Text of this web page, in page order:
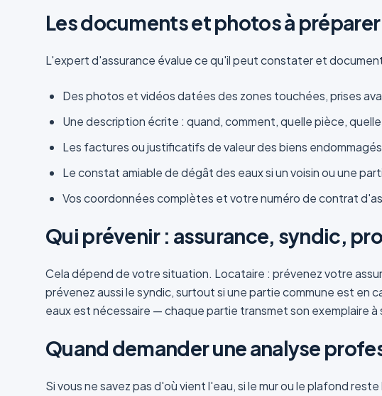
Les documents et photos à
L'expert d'assurance évalue ce qu'il peut constater et
Des photos et vidéos datées des zones touchées, prises
Une description écrite : quand, comment, quelle pièce, quelle
Les factures ou justificatifs de valeur des biens
Le constat amiable de dégât des eaux si un voisin ou une
Vos coordonnées complètes et votre numéro de contrat
Qui prévenir : assurance, syndic,
Cela dépend de votre situation. Locataire : prévenez votre
prévenez aussi le syndic, surtout si une partie commune est en
eaux est nécessaire — chaque partie transmet son exemplaire à
Quand demander une analyse
Si vous ne savez pas d'où vient l'eau, si le mur ou le plafond